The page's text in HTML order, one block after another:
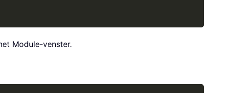
Module-venster.